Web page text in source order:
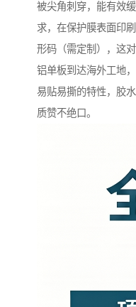
被尖角刺穿，能有效
求，在保护膜表面印
形码（需定制），这
铝单板到达海外工地
易贴易撕的特性，胶
质赞不绝口。